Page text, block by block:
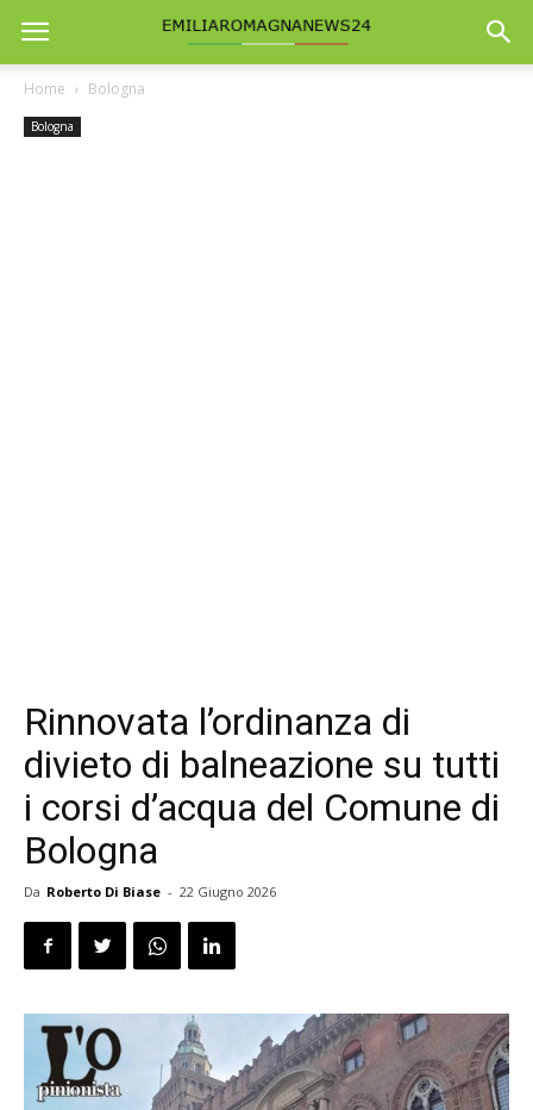
Home Bologna
Bologna
Rinnovata l’ordinanza di
divieto di balneazione su tutti
i corsi d’acqua del Comune di
Bologna
Da Roberto Di Biase - 22 Giugno 2026